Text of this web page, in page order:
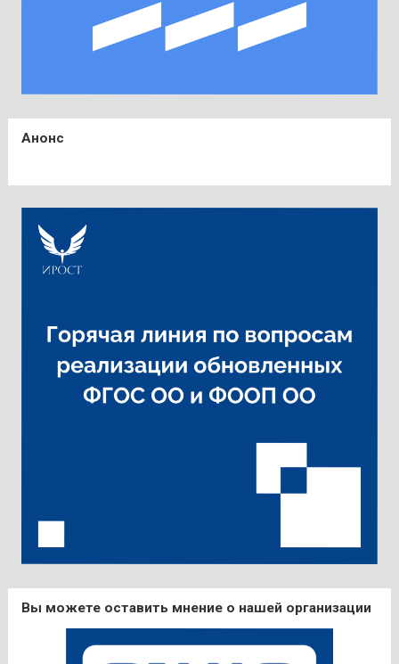
Анонс
Вы можете оставить мнение о нашей организации